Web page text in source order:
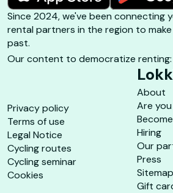
Since 2024, we've been connecting
rental partners in the region to
past.
Our content to democratize renting:
Privacy policy
Terms of use
Legal Notice
Cycling routes
Cycling seminar
Cookies
About
Are
Hiring
Our
Press
Sitemap
Gift